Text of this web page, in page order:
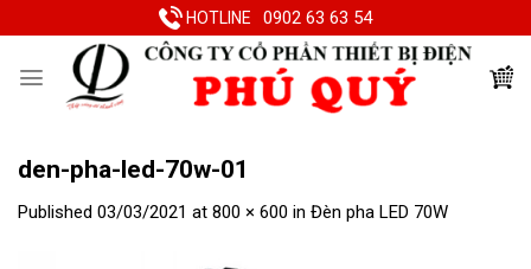
to
HOTLINE 0902 63 63 54
den-pha-led-70w-01
Published 03/03/2021 at 800 × 600 in Đèn pha LED 70W